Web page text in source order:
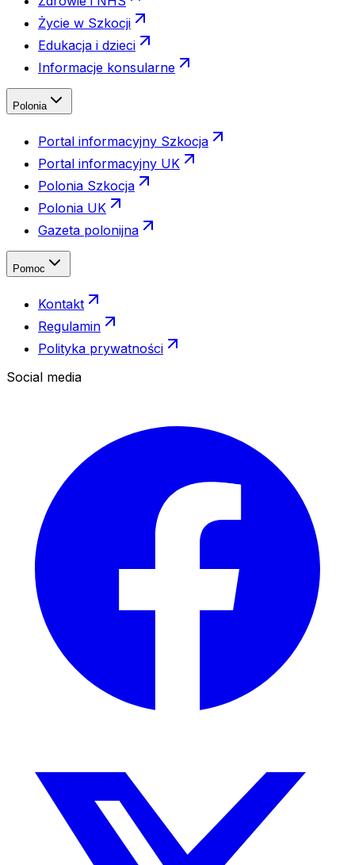
Życie w Szkocji
Edukacja i dzieci
Informacje konsularne
Polonia
Portal informacyjny Szkocja
Portal informacyjny UK
Polonia Szkocja
Polonia UK
Gazeta polonijna
Pomoc
Kontakt
Regulamin
Polityka prywatności
Social media